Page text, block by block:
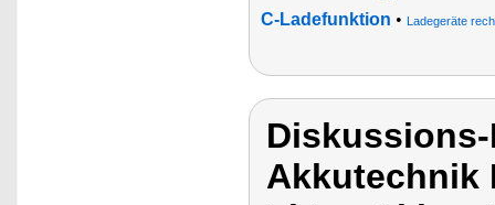
C-Ladefunktion • Ladegeräte
Akkutechnik